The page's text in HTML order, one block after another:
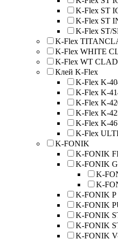
K-Flex ST
K-Flex ST
K-Flex ST/
K-Flex
K-Flex WHITE
K-Flex WT CLAD
Клей K-Flex
K-Flex K-
K-Flex K-
K-Flex K-
K-Flex K-
K-Flex K-
K-Flex
K-FONIK
K-FONIK
K-FONIK
K-
K-
K-FONIK P
K-FONIK
K-FONIK
K-FONIK
K-FONIK